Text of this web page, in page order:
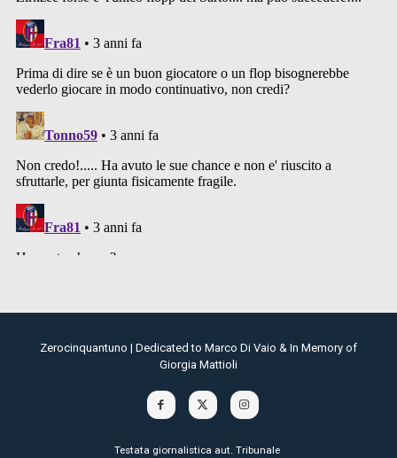
Zerocinquantuno | Dedicated to Marco Di Vaio & In Memory of
Giorgia Mattioli
Testata giornalistica aut. Tribunale